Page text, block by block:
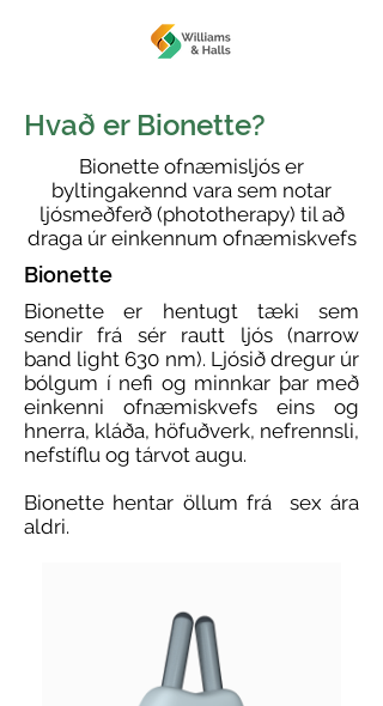
Hvað er Bionette?
Bionette ofnæmisljós er
byltingakennd vara sem notar
ljósmeðferð (phototherapy) til að
draga úr einkennum ofnæmiskvefs
Bionette
Bionette er hentugt tæki sem
sendir frá sér rautt ljós (narrow
band light 630 nm). Ljósið dregur úr
bólgum í nefi og minnkar þar með
einkenni ofnæmiskvefs eins og
hnerra, kláða, höfuðverk, nefrennsli,
nefstíflu og tárvot augu.
Bionette hentar öllum frá sex ára
aldri.